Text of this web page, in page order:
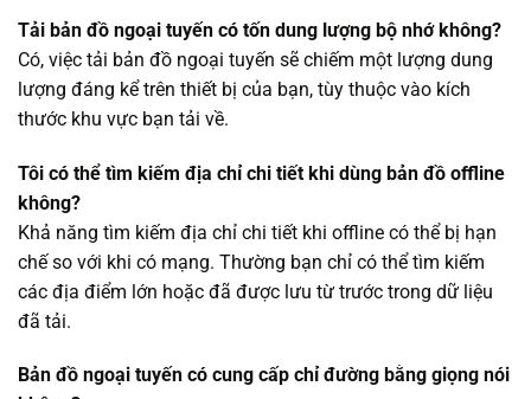
Tải bản đồ ngoại tuyến có tốn dung lượng bộ nhớ không?
Có, việc tải bản đồ ngoại tuyến sẽ chiếm một lượng dung
lượng đáng kể trên thiết bị của bạn, tùy thuộc vào kích
thước khu vực bạn tải về.
Tôi có thể tìm kiếm địa chỉ chi tiết khi dùng bản đồ offline
không?
Khả năng tìm kiếm địa chỉ chi tiết khi offline có thể bị hạn
chế so với khi có mạng. Thường bạn chỉ có thể tìm kiếm
các địa điểm lớn hoặc đã được lưu từ trước trong dữ liệu
đã tải.
Bản đồ ngoại tuyến có cung cấp chỉ đường bằng giọng nói